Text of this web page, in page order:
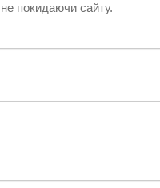
не покидаючи сайту.